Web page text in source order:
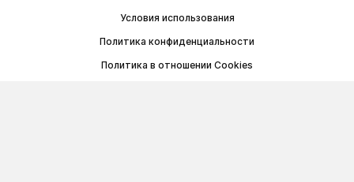
Условия использования
Политика конфиденциальности
Политика в отношении Cookies